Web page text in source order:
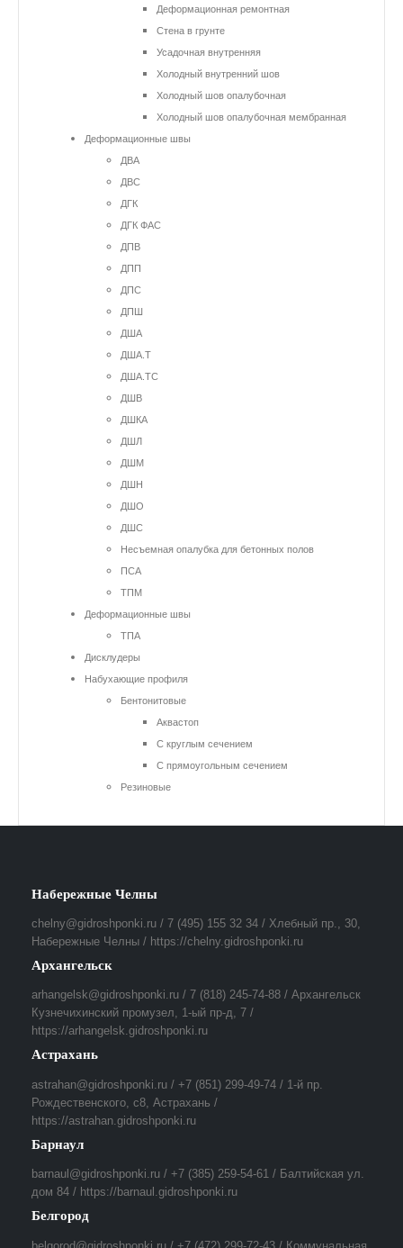
Деформационная ремонтная
Стена в грунте
Усадочная внутренняя
Холодный внутренний шов
Холодный шов опалубочная
Холодный шов опалубочная мембранная
Деформационные швы
ДВА
ДВС
ДГК
ДГК ФАС
ДПВ
ДПП
ДПС
ДПШ
ДША
ДША.Т
ДША.ТС
ДШВ
ДШКА
ДШЛ
ДШМ
ДШН
ДШО
ДШС
Несъемная опалубка для бетонных полов
ПСА
ТПМ
Деформационные швы
ТПА
Дисклудеры
Набухающие профиля
Бентонитовые
Аквастоп
С круглым сечением
С прямоугольным сечением
Резиновые
Набережные Челны
chelny@gidroshponki.ru / 7 (495) 155 32 34 / Хлебный пр., 30,
Набережные Челны / https://chelny.gidroshponki.ru
Архангельск
arhangelsk@gidroshponki.ru / 7 (818) 245-74-88 / Архангельск
Кузнечихинский промузел, 1-ый пр-д, 7 /
https://arhangelsk.gidroshponki.ru
Астрахань
astrahan@gidroshponki.ru / +7 (851) 299-49-74 / 1-й пр.
Рождественского, с8, Астрахань /
https://astrahan.gidroshponki.ru
Барнаул
barnaul@gidroshponki.ru / +7 (385) 259-54-61 / Балтийская ул.
дом 84 / https://barnaul.gidroshponki.ru
Белгород